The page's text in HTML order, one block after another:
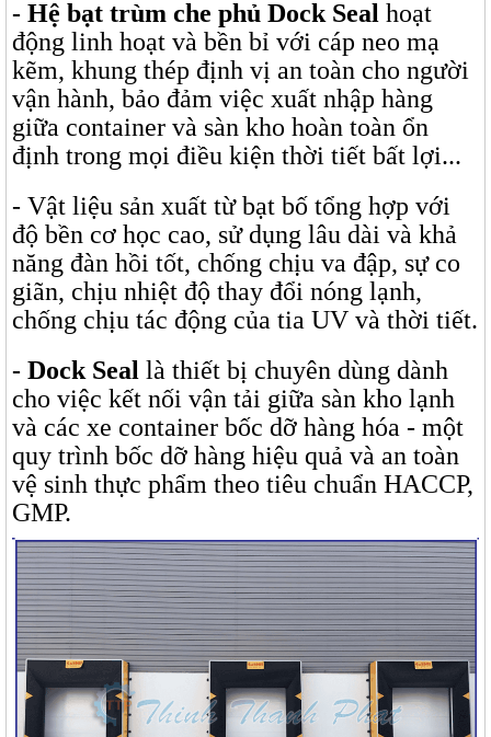
- Hệ bạt trùm che phủ Dock Seal hoạt
động linh hoạt và bền bỉ với cáp neo mạ
kẽm, khung thép định vị an toàn cho người
vận hành, bảo đảm việc xuất nhập hàng
giữa container và sàn kho hoàn toàn ổn
định trong mọi điều kiện thời tiết bất lợi...
- Vật liệu sản xuất từ bạt bố tổng hợp với
độ bền cơ học cao, sử dụng lâu dài và khả
năng đàn hồi tốt, chống chịu va đập, sự co
giãn, chịu nhiệt độ thay đổi nóng lạnh,
chống chịu tác động của tia UV và thời tiết.
- Dock Seal là thiết bị chuyên dùng dành
cho việc kết nối vận tải giữa sàn kho lạnh
và các xe container bốc dỡ hàng hóa - một
quy trình bốc dỡ hàng hiệu quả và an toàn
vệ sinh thực phẩm theo tiêu chuẩn HACCP,
GMP.